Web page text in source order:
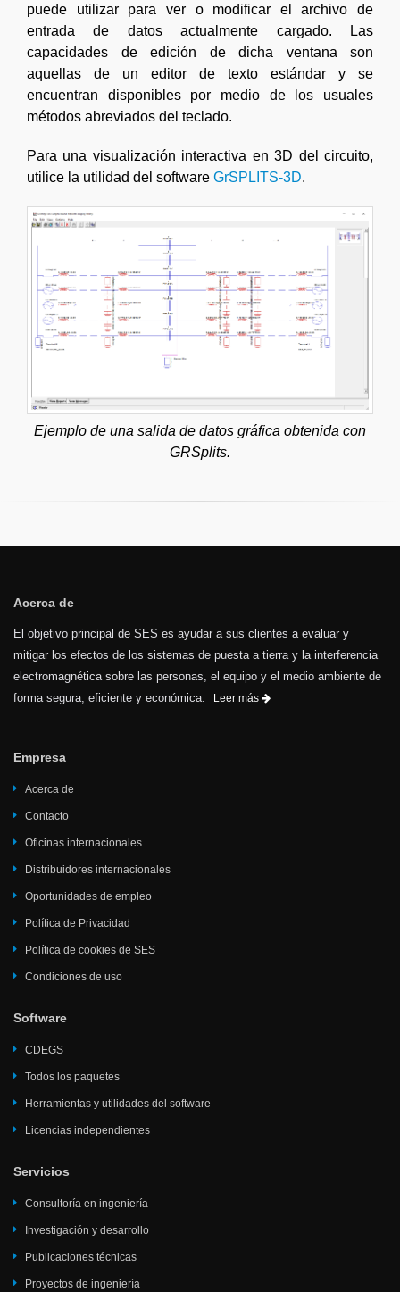
puede utilizar para ver o modificar el archivo de
entrada de datos actualmente cargado. Las
capacidades de edición de dicha ventana son
aquellas de un editor de texto estándar y se
encuentran disponibles por medio de los usuales
métodos abreviados del teclado.
Para una visualización interactiva en 3D del circuito,
utilice la utilidad del software GrSPLITS-3D.
Ejemplo de una salida de datos gráfica obtenida con
GRSplits.
Acerca de
El objetivo principal de SES es ayudar a sus clientes a evaluar y
mitigar los efectos de los sistemas de puesta a tierra y la interferencia
electromagnética sobre las personas, el equipo y el medio ambiente de
forma segura, eficiente y económica.
Leer más
Empresa
Acerca de
Contacto
Oficinas internacionales
Distribuidores internacionales
Oportunidades de empleo
Política de Privacidad
Política de cookies de SES
Condiciones de uso
Software
CDEGS
Todos los paquetes
Herramientas y utilidades del software
Licencias independientes
Servicios
Consultoría en ingeniería
Investigación y desarrollo
Publicaciones técnicas
Proyectos de ingeniería